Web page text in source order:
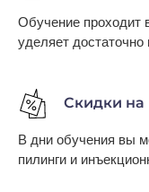
Обучение проходит
уделяет
Скидки
В дни обучения вы
пилинги и